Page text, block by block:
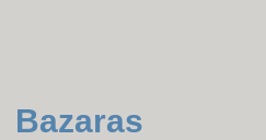
Bazaras